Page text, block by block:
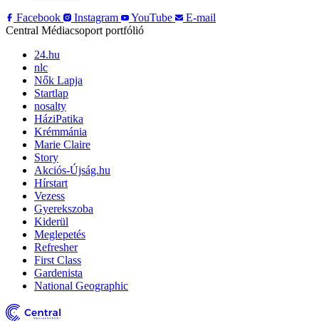
Facebook
Instagram YouTube
E-mail
Central Médiacsoport portfólió
24.hu
nlc
Nők Lapja
Startlap
nosalty
HáziPatika
Krémmánia
Marie Claire
Story
Akciós-Újság.hu
Hírstart
Vezess
Gyerekszoba
Kiderül
Meglepetés
Refresher
First Class
Gardenista
National Geographic